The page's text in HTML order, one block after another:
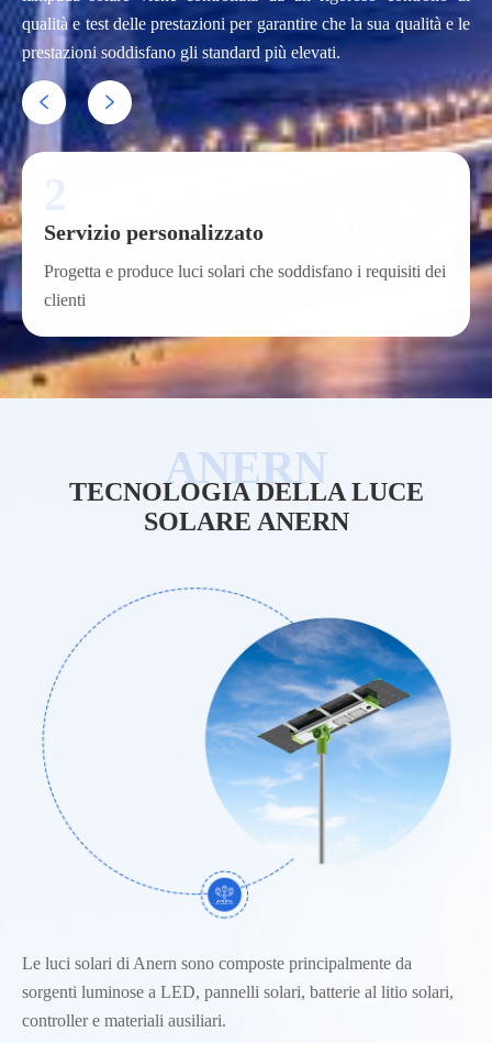
qualità e test delle prestazioni per garantire che la sua qualità e le
prestazioni soddisfano gli standard più elevati.
 
Servizio personalizzato
Progetta e produce luci solari che soddisfano i requisiti dei
clienti
TECNOLOGIA DELLA LUCE
SOLARE ANERN
Le luci solari di Anern sono composte principalmente da
sorgenti luminose a LED, pannelli solari, batterie al litio solari,
controller e materiali ausiliari.